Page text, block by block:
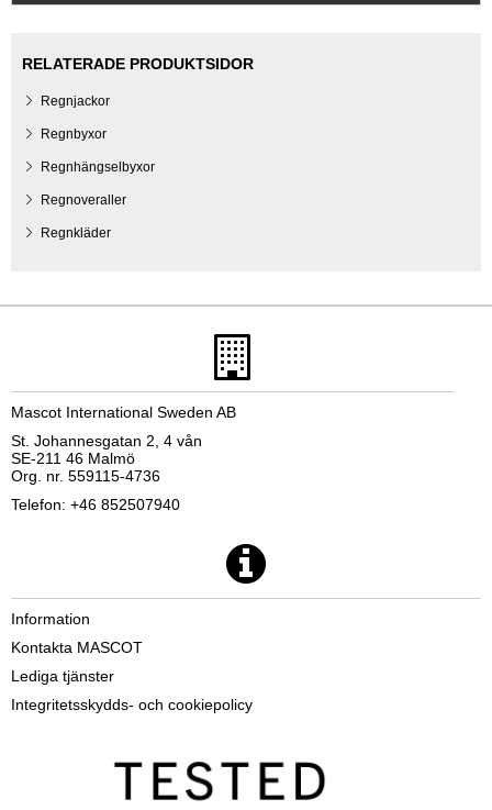
RELATERADE PRODUKTSIDOR
Regnjackor
Regnbyxor
Regnhängselbyxor
Regnoveraller
Regnkläder
Mascot International Sweden AB
St. Johannesgatan 2, 4 vån
SE-211 46 Malmö
Org. nr. 559115-4736
Telefon: +46 852507940
Information
Kontakta MASCOT
Lediga tjänster
Integritetsskydds- och cookiepolicy